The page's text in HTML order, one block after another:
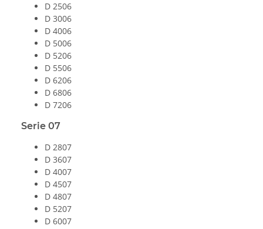
D 2506
D 3006
D 4006
D 5006
D 5206
D 5506
D 6206
D 6806
D 7206
Serie 07
D 2807
D 3607
D 4007
D 4507
D 4807
D 5207
D 6007